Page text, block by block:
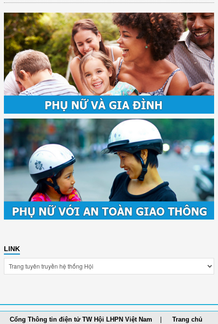
LINK
Cổng Thông tin điện tử TW Hội LHPN Việt Nam Trang chủ